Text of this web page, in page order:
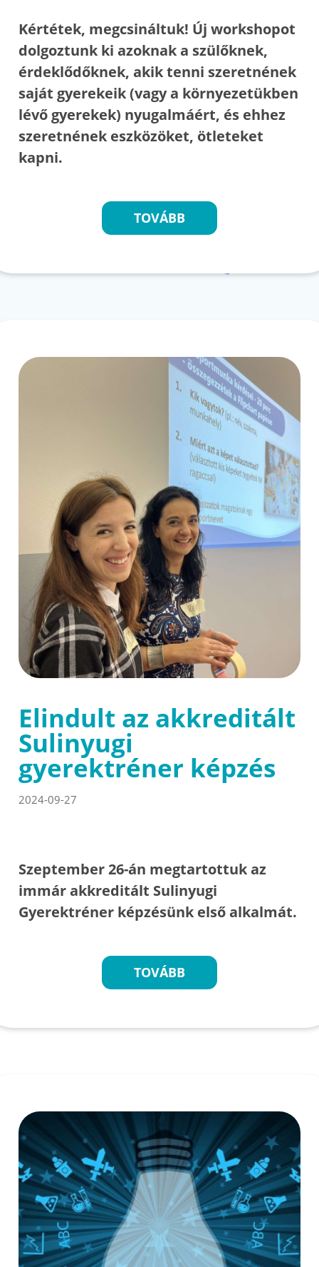
Kértétek, megcsináltuk! Új workshopot
dolgoztunk ki azoknak a szülőknek,
érdeklődőknek, akik tenni szeretnének
saját gyerekeik (vagy a környezetükben
lévő gyerekek) nyugalmáért, és ehhez
szeretnének eszközöket, ötleteket
kapni.
TOVÁBB
Elindult az akkreditált
Sulinyugi
gyerektréner képzés
2024-09-27
Szeptember 26-án megtartottuk az
immár akkreditált Sulinyugi
Gyerektréner képzésünk első alkalmát.
TOVÁBB